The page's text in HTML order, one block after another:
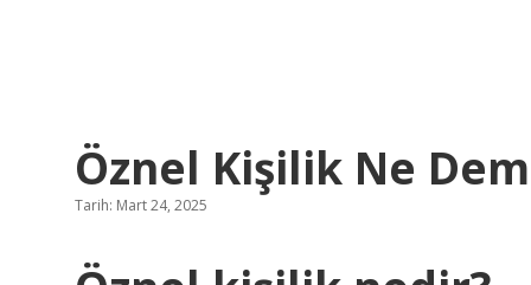
Öznel Kişilik Ne
Tarih: Mart 24, 2025